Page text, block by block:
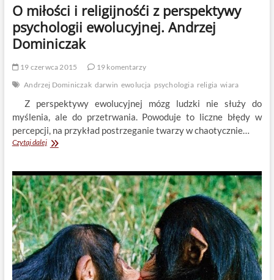
O miłości i religijnośći z perspektywy
psychologii ewolucyjnej. Andrzej
Dominiczak
19 czerwca 2015
19 komentarzy
Andrzej Dominiczak darwin ewolucja psychologia religia wiara
Z perspektywy ewolucyjnej mózg ludzki nie służy do
myślenia, ale do przetrwania. Powoduje to liczne błędy w
percepcji, na przykład postrzeganie twarzy w chaotycznie…
Czytaj dalejO
religijnośći
z
perspektywy
psychologii
ewolucyjnej.
Andrzej
Dominiczak